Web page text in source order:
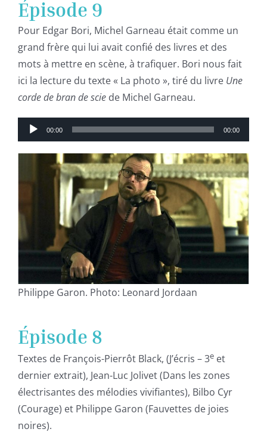
Épisode 9
Pour Edgar Bori, Michel Garneau était comme un
grand frère qui lui avait confié des livres et des
mots à mettre en scène, à trafiquer. Bori nous fait
ici la lecture du texte « La photo », tiré du livre Une
corde de bran de sciede Michel Garneau.
Lecteur
audio
00:00 00:00
Philippe Garon. Photo: Leonard Jordaan
Épisode 8
Textes de François-Pierrôt Black, (J’écris – 3eet
dernier extrait), Jean-Luc Jolivet (Dans les zones
électrisantes des mélodies vivifiantes), Bilbo Cyr
(Courage) et Philippe Garon (Fauvettes de joies
noires).